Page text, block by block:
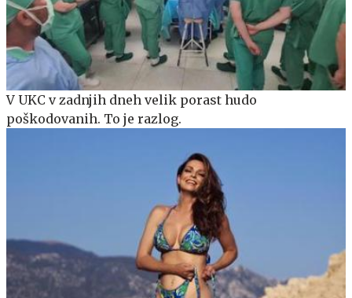
V UKC v zadnjih dneh velik porast hudo
poškodovanih. To je razlog.